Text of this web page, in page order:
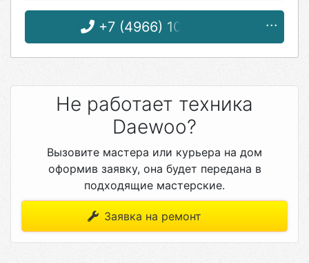
+7 (4966) 10-09-08
Не работает техника
Daewoo?
Вызовите мастера или курьера на дом
оформив заявку, она будет передана в
подходящие мастерские.
Заявка на ремонт